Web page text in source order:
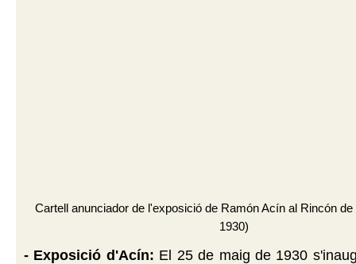
Cartell anunciador de l'exposició de Ramón Acín al Rincón
1930)
- Exposició d'Acín: El 25 de maig de 1930